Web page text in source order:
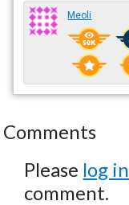
Meoli
Comments
Please log in
comment.